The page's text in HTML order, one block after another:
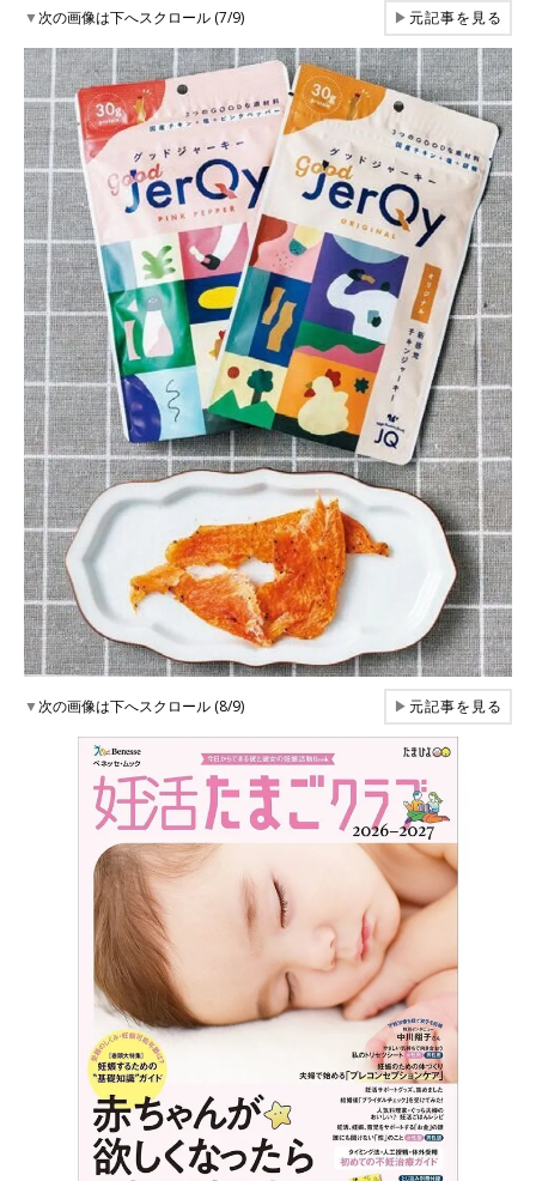
▼次の画像は下へスクロール (7/9) ▶元記事を見る
▼次の画像は下へスクロール (8/9) ▶元記事を見る